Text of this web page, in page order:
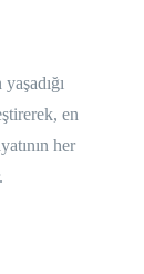
en
her